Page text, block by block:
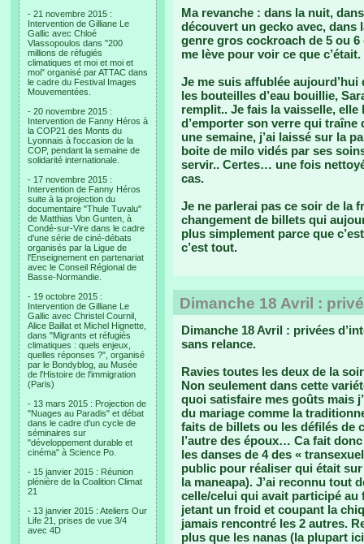
- 21 novembre 2015 :
Intervention de Gilliane Le
Gallic avec Chloé
Vlassopoulos dans "200
millions de réfugiés
climatiques et moi et moi et
moi" organisé par ATTAC dans
le cadre du Festival Images
Mouvementées.
- 20 novembre 2015 :
Intervention de Fanny Héros à
la COP21 des Monts du
Lyonnais à l'occasion de la
COP, pendant la semaine de
solidarité internationale.
- 17 novembre 2015 :
Intervention de Fanny Héros
suite à la projection du
documentaire "Thule Tuvalu"
de Matthias Von Gunten, à
Condé-sur-Vire dans le cadre
d'une série de ciné-débats
organisés par la Ligue de
l'Enseignement en partenariat
avec le Conseil Régional de
Basse-Normandie.
- 19 octobre 2015 :
Intervention de Gilliane Le
Gallic avec Christel Cournil,
Alice Baillat et Michel Hignette,
dans "Migrants et réfugiés
climatiques : quels enjeux,
quelles réponses ?", organisé
par le Bondyblog, au Musée
de l'Histoire de l'immigration
(Paris)
- 13 mars 2015 : Projection de
"Nuages au Paradis" et débat
dans le cadre d'un cycle de
séminaires sur
"développement durable et
cinéma" à Science Po.
- 15 janvier 2015 : Réunion
plénière de la Coalition Climat
21
- 13 janvier 2015 : Ateliers Our
Life 21, prises de vue 3/4
avec 4D
Ma revanche : dans la nuit,
découvert un gecko avec, dans
genre gros cockroach de 5 ou
me lève pour voir ce que c’était.
Je me suis affublée
les bouteilles d’eau bouillie,
remplit.. Je fais la vaisselle,
d’emporter son verre qui
une semaine, j’ai laissé sur la
boite de milo vidés par ses
servir.. Certes… une fois
cas.
Je ne parlerai pas ce soir de la
changement de billets qui
plus simplement parce que
c’est tout.
Dimanche 18 Avril :
Dimanche 18 Avril : privées
sans relance.
Ravies toutes les deux de la
Non seulement dans cette
quoi satisfaire mes goûts mais
du mariage comme la
faits de billets ou les défilés de
l’autre des époux… Ca fait
les danses de 4 des «
public pour réaliser qui était
la maneapa). J’ai reconnu tout
celle/celui qui avait participé au
jetant un froid et coupant la
jamais rencontré les 2 autres.
plus que les nanas (la plupart